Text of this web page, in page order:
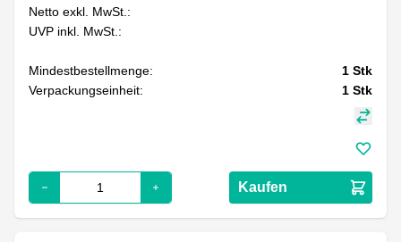
Netto exkl. MwSt.:
UVP inkl. MwSt.:
Mindestbestellmenge: 1 Stk
Verpackungseinheit:
1 Stk
Kaufen